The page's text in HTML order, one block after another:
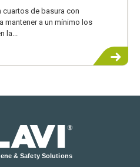
de basura con
mantener a un mínimo los